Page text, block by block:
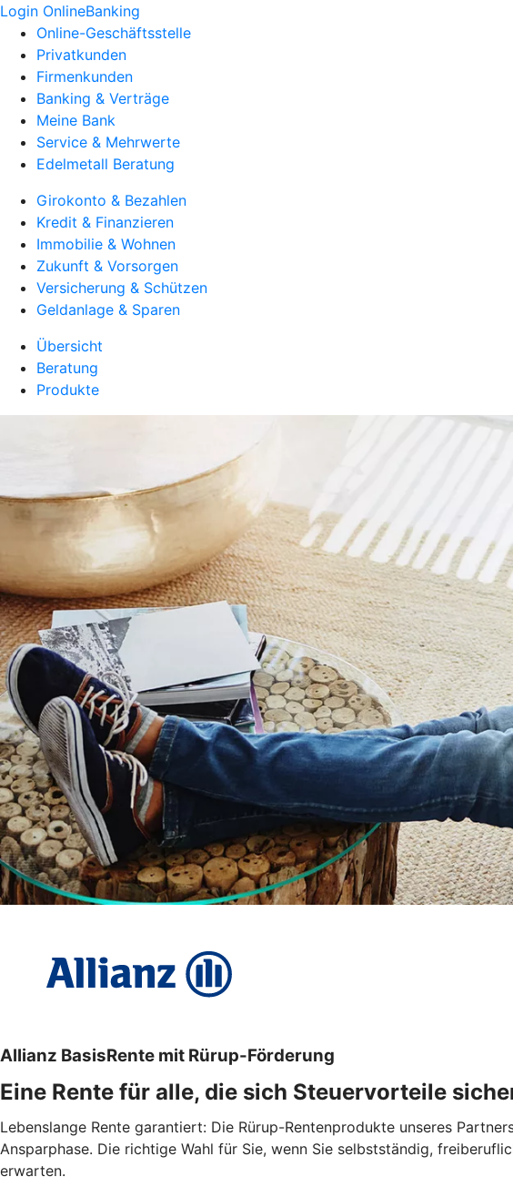
Login OnlineBanking
Online-Geschäftsstelle
Privatkunden
Firmenkunden
Banking & Verträge
Meine Bank
Service & Mehrwerte
Edelmetall Beratung
Girokonto & Bezahlen
Kredit & Finanzieren
Immobilie & Wohnen
Zukunft & Vorsorgen
Versicherung & Schützen
Geldanlage & Sparen
Übersicht
Beratung
Produkte
Allianz BasisRente mit Rürup-Förderung
Eine Rente für alle, die sich Steuervorteile
Lebenslange Rente garantiert: Die Rürup-Rentenprodukte unseres
Ansparphase. Die richtige Wahl für Sie, wenn Sie selbstständig,
erwarten.